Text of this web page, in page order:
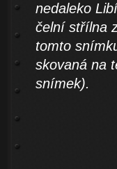
nedaleko
čelní střílna
tomto
skovaná na
snímek).